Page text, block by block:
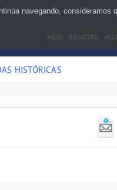
INICIO REGISTRO
HISTÓRICAS
navegando, consideramos